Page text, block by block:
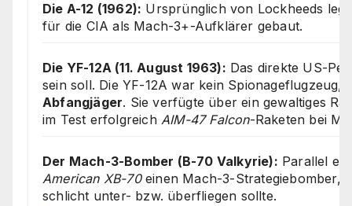
Die A-12 (1962): Ursprünglich von Lockheeds
für die CIA als Mach-3+-Aufklärer gebaut.
Die YF-12A (11. August 1963): Das direkte US-
sein soll. Die YF-12A war kein Spionageflugzeug,
Abfangjäger. Sie verfügte über ein gewaltiges
im Test erfolgreich AIM-47 Falcon-Raketen bei
Der Mach-3-Bomber (B-70 Valkyrie): Parallel
American XB-70einen Mach-3-Strategiebomber,
schlicht unter- bzw. überfliegen sollte.